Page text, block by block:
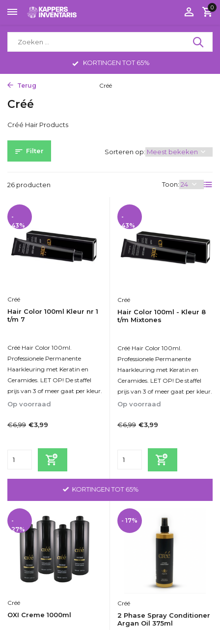
0
GRATIS VERZENDING VANAF 75 EURO
Terug Créé
Créé
Créé Hair Products
Filter
26 producten Toon:
Sorteren op:
-
43%
Créé
Hair Color 100ml Kleur nr 1
t/m 7
Créé Hair Color 100ml.
Professionele Permanente
Haarkleuring met Keratin en
Ceramides. LET OP! De staffel
prijs van 3 of meer gaat per kleur.
Op voorraad
€6,99 €3,99
-
43%
Créé
Hair Color 100ml - Kleur 8
t/m Mixtones
Créé Hair Color 100ml.
Professionele Permanente
Haarkleuring met Keratin en
Ceramides. LET OP! De staffel
prijs van 3 of meer gaat per kleur.
Op voorraad
€6,99 €3,99
GRATIS VERZENDING VANAF 75 EURO
-
27%
Créé
OXI Creme 1000ml
- 17%
Créé
2 Phase Spray Conditioner
Argan Oil 375ml